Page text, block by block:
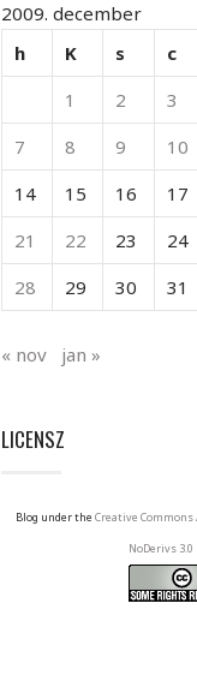
2009. december
h
K s c
1
2 3
7
8 9 10
14
15 16 17
21
22 23 24
28
29 30 31
« nov jan »
LICENSZ
Blog under the Creative
NoDerivs 3.0